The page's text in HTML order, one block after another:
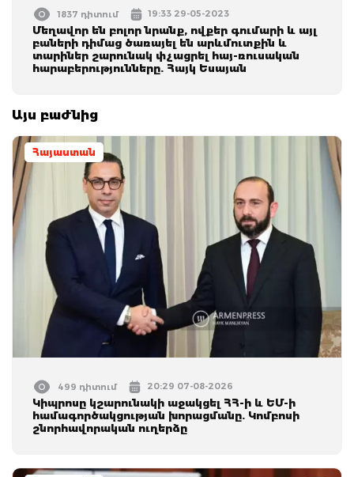
1837 դիտում 19:33 29-05-2023
Մեղավոր են բոլոր նրանք, ովքեր գումարի և այլ
բաների դիմաց ծառայել են արևմուտքին և
տարիներ շարունակ փչացրել հայ-ռուսական
հարաբերությունները. Հայկ Եսայան
Այս բաժնից
Հայաստան
499 դիտում 20:29 07-08-2026
Կիպրոսը կշարունակի աջակցել ՀՀ-ի և ԵՄ-ի
համագործակցության խորացմանը. Կոմբոսի
շնորհավորական ուղերձը